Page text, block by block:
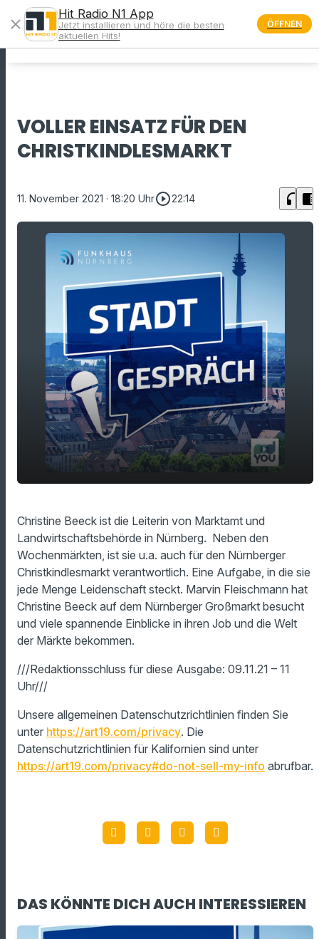
menu
VOLLER EINSATZ FÜR DEN
CHRISTKINDLESMARKT
11. November 2021 · 18:20 Uhrplay_circle_outline22:14 headphones chrome_reader_mode
play_arrow
00:00
Christine Beeck ist die Leiterin von Marktamt und
Landwirtschaftsbehörde in Nürnberg. Neben den
Wochenmärkten, ist sie u.a. auch für den Nürnberger
Christkindlesmarkt verantwortlich. Eine Aufgabe, in die sie
jede Menge Leidenschaft steckt. Marvin Fleischmann hat
Christine Beeck auf dem Nürnberger Großmarkt besucht
und viele spannende Einblicke in ihren Job und die Welt
der Märkte bekommen.
///Redaktionsschluss für diese Ausgabe: 09.11.21 – 11
Uhr///
Unsere allgemeinen Datenschutzrichtlinien finden Sie
unter https://art19.com/privacy. Die
Datenschutzrichtlinien für Kalifornien sind unter
https://art19.com/privacy#do-not-sell-my-info abrufbar.
DAS KÖNNTE DICH AUCH INTERESSIEREN
close
Hit Radio N1 App
Jetzt installieren und höre die besten
aktuellen Hits!
ÖFFNEN